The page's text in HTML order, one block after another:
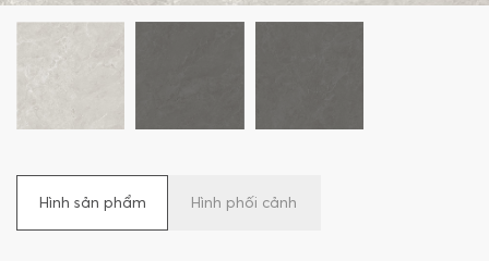
Hình sản phẩm Hình phối cảnh